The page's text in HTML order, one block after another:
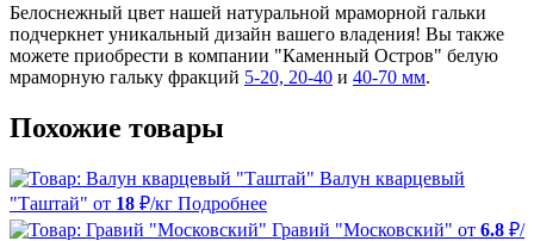
Белоснежный цвет нашей натуральной мраморной гальки
подчеркнет уникальный дизайн вашего владения! Вы также
можете приобрести в компании "Каменный Остров" белую
мраморную гальку фракций 5-20, 20-40 и 40-70 мм.
Похожие товары
Валун кварцевый
"Таштай" от 18 ₽/кг Подробнее
Гравий "Московский" от 6.8 ₽/